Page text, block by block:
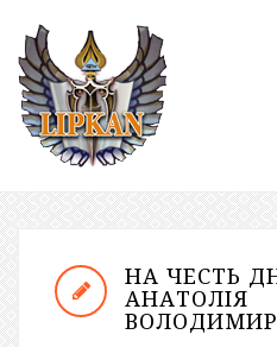
НА ЧЕСТЬ
АНАТОЛІЯ